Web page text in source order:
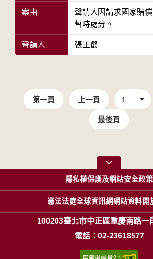
案由
聲請人因請求國家賠
暫時處分。
聲請人 張正叡
第一頁 上一頁
最後頁
隱私權保護及網站安全政策
憲法法庭全球資訊網網站資料開
100203臺北市中正區重慶南路一
電話：02-23618577